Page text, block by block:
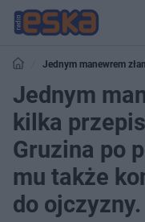
Jednym manewrem
portfelu, ale grozi mu także
Jednym
kilka
Gruzina po
mu także
do ojczyzny.